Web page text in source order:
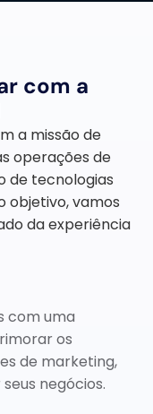
com a
a missão de
operações de
de tecnologias
objetivo, vamos
da experiência
com uma
os
de marketing,
negócios.